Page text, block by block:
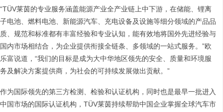
“TÜV莱茵的专业服务涵盖能源产业全产业链上中下游，在储能、锂离
子电池、燃料电池、新能源汽车、充电设备及设施等细分领域的产品品
质、规范和标准都有丰富经验和专业认知，能有效地将国外先进经验与
国内市场相结合，为企业提供衔接全链条、多领域的一站式服务。”欧
乐富说道，“我们的目标是成为大中华地区领先的安全、质量和环境服
务及解决方案提供商，为社会的可持续发展做出贡献。”
作为国际领先的第三方检测、检验和认证机构，同时也是最早一批进入
中国市场的国际认证机构，TÜV莱茵持续帮助中国企业掌握全球汽车市